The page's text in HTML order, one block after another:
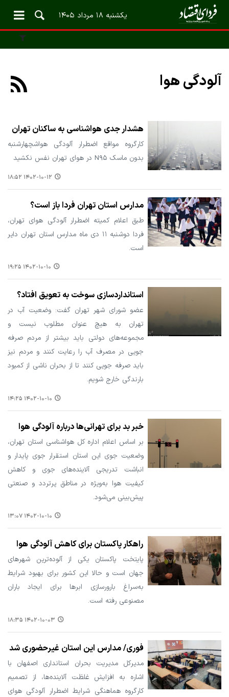
یکشنبه ۱۸ مرداد ۱۴۰۵
آلودگی هوا
هشدار جدی هواشناسی به ساکنان تهران
کارگروه مواقع اضطرار آلودگی هواشچهارشنبه
بدون ماسک N۹۵ در هوای تهران نفس نکشید
۱۴۰۲-۱۰-۱۲ ۱۸:۵۲
مدارس استان تهران فردا باز است؟
طبق اعلام کمیته اضطرار آلودگی هوای تهران،
فردا دوشنبه ۱۱ دی ماه مدارس استان تهران دایر
است.
۱۴۰۲-۱۰-۱۰ ۱۹:۲۵
استانداردسازی سوخت به تعویق افتاد؟
عضو شورای شهر تهران گفت: وضعیت آب در
تهران به هیچ عنوان مطلوب نیست و
مجموعه‌های دولتی باید بیشتر از مردم صرفه
جویی در مصرف آب را رعایت کنند و مردم نیز
باید صرفه جویی کنند تا از بحران ناشی از کمبود
بارندگی خارج شویم.
۱۴۰۲-۱۰-۱۰ ۱۴:۲۵
خبر بد برای تهرانی‌ها درباره آلودگی هوا
بر اساس اعلام اداره کل هواشناسی استان تهران،
وضعیت جوی این استان استقرار جوی پایدار و
انباشت تدریجی آلاینده‌های جوی و کاهش
کیفیت هوا به‌ویژه در مناطق پرتردد و صنعتی
پیش‌بینی می‌شود.
۱۴۰۲-۱۰-۱۰ ۱۳:۰۷
راهکار پاکستان برای کاهش آلودگی هوا
پایتخت پاکستان یکی از آلوده‌ترین شهرهای
جهان است و حالا این کشور برای بهبود شرایط
به‌سراغ بارورسازی ابرها برای ایجاد باران
مصنوعی رفته است.
۱۴۰۲-۱۰-۰۳ ۱۸:۳۵
فوری/ مدارس این استان غیرحضوری شد
مدیرکل مدیریت بحران استانداری اصفهان با
اشاره به افزایش غلظت آلاینده‌ها، از تصمیم
کارگروه هماهنگی شرایط اضطرار آلودگی هوای